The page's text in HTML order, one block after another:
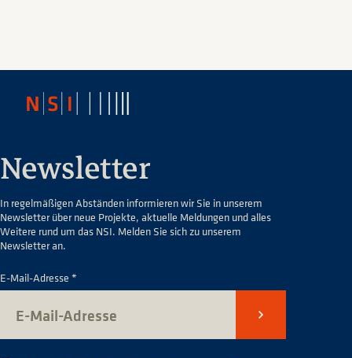
Newsletter
In regelmäßigen Abständen informieren wir Sie in unserem
Newsletter über neue Projekte, aktuelle Meldungen und alles
Weitere rund um das NSI. Melden Sie sich zu unserem
Newsletter an.
E-Mail-Adresse *
Senden